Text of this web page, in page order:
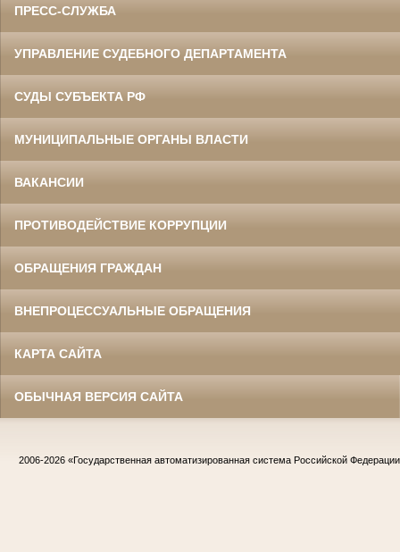
ПРЕСС-СЛУЖБА
УПРАВЛЕНИЕ СУДЕБНОГО ДЕПАРТАМЕНТА
СУДЫ СУБЪЕКТА РФ
МУНИЦИПАЛЬНЫЕ ОРГАНЫ ВЛАСТИ
ВАКАНСИИ
ПРОТИВОДЕЙСТВИЕ КОРРУПЦИИ
ОБРАЩЕНИЯ ГРАЖДАН
ВНЕПРОЦЕССУАЛЬНЫЕ ОБРАЩЕНИЯ
КАРТА САЙТА
ОБЫЧНАЯ ВЕРСИЯ САЙТА
2006-2026 «Государственная автоматизированная система Российской